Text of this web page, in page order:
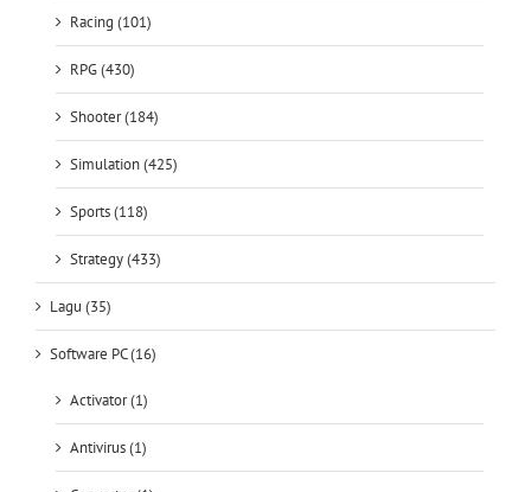
Racing (101)
RPG (430)
Shooter (184)
Simulation (425)
Sports (118)
Strategy (433)
Lagu (35)
Software PC (16)
Activator (1)
Antivirus (1)